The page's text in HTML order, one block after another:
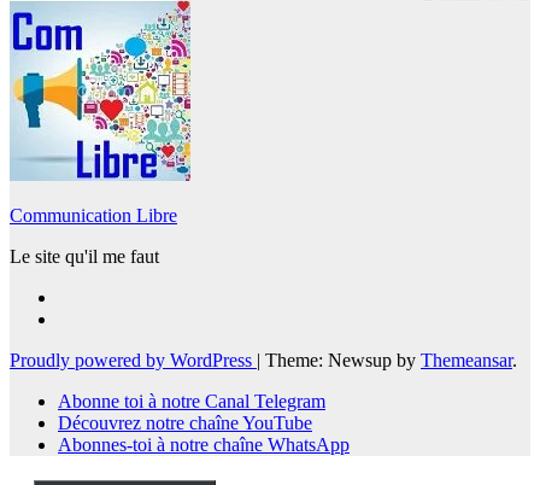
Communication Libre
Le site qu'il me faut
Proudly powered by WordPress | Theme: Newsup by Themeansar.
Abonne toi à notre Canal Telegram
Découvrez notre chaîne YouTube
Abonnes-toi à notre chaîne WhatsApp